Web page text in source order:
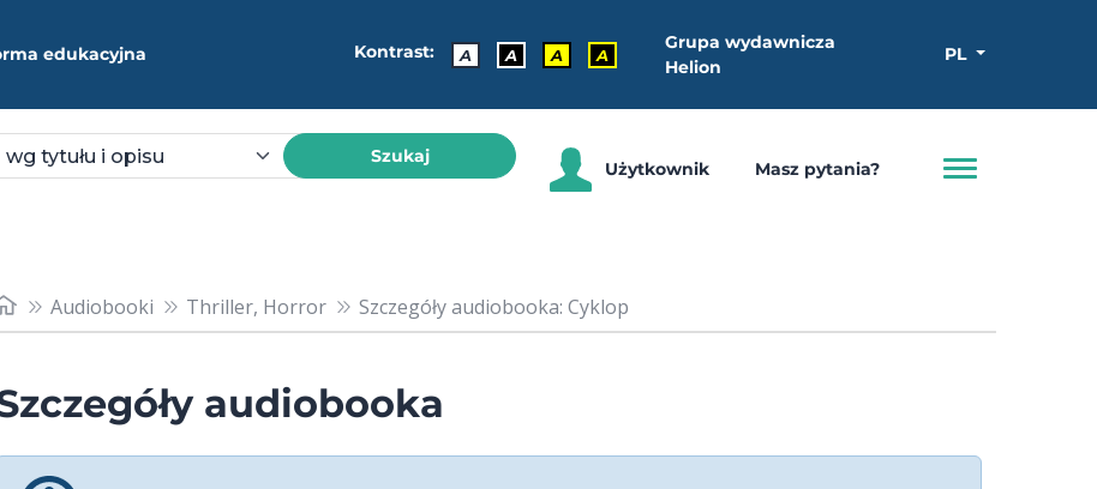
edukacyjna Kontrast: A A A A
Grupa wydawnicza
Helion
PL
Szukaj
Użytkownik Masz pytania?
Audiobooki Thriller, Horror Szczegóły audiobooka: Cyklop
audiobooka